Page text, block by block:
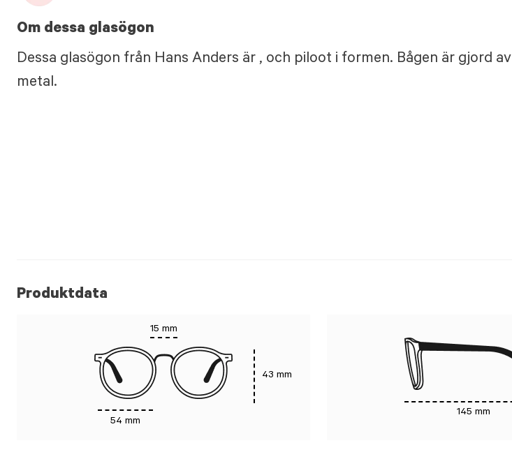
Om dessa glasögon
Dessa glasögon från Hans Anders är , och piloot i formen. Bågen är gjord av
metal.
Produktdata
15 mm
54 mm
43 mm
145 mm